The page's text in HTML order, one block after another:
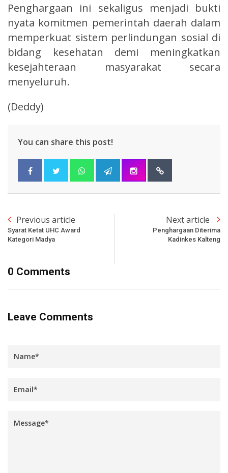
Penghargaan ini sekaligus menjadi bukti
nyata komitmen pemerintah daerah dalam
memperkuat sistem perlindungan sosial di
bidang kesehatan demi meningkatkan
kesejahteraan masyarakat secara
menyeluruh.
(Deddy)
You can share this post!
Previous article
Syarat Ketat UHC Award
Kategori Madya
Next article
Penghargaan Diterima
Kadinkes Kalteng
0 Comments
Leave Comments